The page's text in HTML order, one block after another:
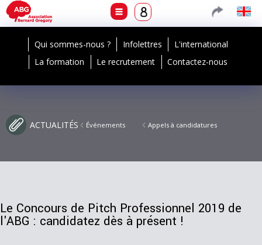
Qui sommes-nous ? Infolettres
L'international
La formation
Le recrutement Contactez-nous
ACTUALITÉS Événements Appels à candidatures
Le Concours de Pitch Professionnel 2019 de
l'ABG : candidatez dès à présent !